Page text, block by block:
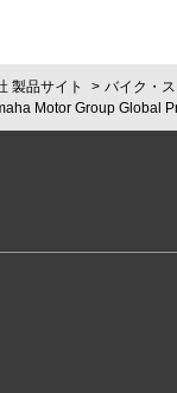
製品サイト
バイク・
Motor Group Global